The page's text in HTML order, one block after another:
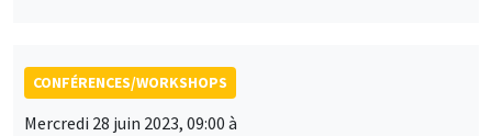
CONFÉRENCES/WORKSHOPS
Mercredi 28 juin 2023, 09:00 à